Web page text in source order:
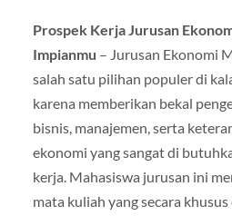
Prospek Kerja Jurusan
Impianmu – Jurusan Ekonomi
salah satu pilihan populer di
karena memberikan bekal
bisnis, manajemen, serta
ekonomi yang sangat di
kerja. Mahasiswa jurusan ini
mata kuliah yang secara